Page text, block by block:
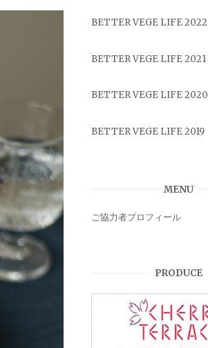
BETTER VEGE LIFE 2022
BETTER VEGE LIFE 2021
BETTER VEGE LIFE 2020
BETTER VEGE LIFE 2019
MENU
ご協力者プロフィール
PRODUCE